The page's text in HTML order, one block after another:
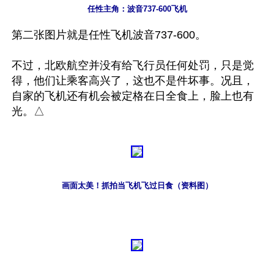
任性主角：波音737-600飞机
第二张图片就是任性飞机波音737-600。
不过，北欧航空并没有给飞行员任何处罚，只是觉
得，他们让乘客高兴了，这也不是件坏事。况且，
自家的飞机还有机会被定格在日全食上，脸上也有
画面太美！抓拍当飞机飞过日食（资料图）